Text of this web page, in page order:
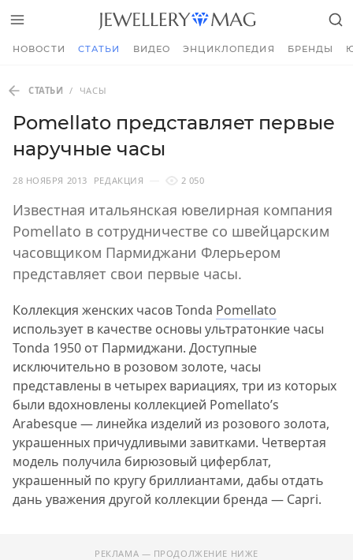
НОВОСТИ СТАТЬИ ВИДЕО ЭНЦИКЛОПЕДИЯ БРЕНДЫ
СТАТЬИ / ЧАСЫ
Pomellato представляет первые
наручные часы
28 НОЯБРЯ 2013 РЕДАКЦИЯ 2 050
Известная итальянская ювелирная компания
Pomellato в сотрудничестве со швейцарским
часовщиком Пармиджани Флерьером
представляет свои первые часы.
Коллекция женских часов Tonda Pomellato
использует в качестве основы ультратонкие часы
Tonda 1950 от Пармиджани. Доступные
исключительно в розовом золоте, часы
представлены в четырех вариациях, три из которых
были вдохновлены коллекцией Pomellato’s
Arabesque — линейка изделий из розового золота,
украшенных причудливыми завитками. Четвертая
модель получила бирюзовый циферблат,
украшенный по кругу бриллиантами, дабы отдать
дань уважения другой коллекции бренда — Capri.
РЕКЛАМА — ПРОДОЛЖЕНИЕ НИЖЕ